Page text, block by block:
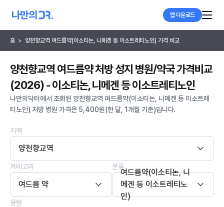
앱 다운로드
홈 > 양천향교역 여드름약(이소티논, 니메겐 등 이소트레티노인) 가격 비교
양천향교역 여드름약 처방 성지 병원/약국 가격비교
(2026) - 이소티논, 니메겐 등 이소트레티노인
나만의닥터에서 조회된 양천향교역 여드름약(이소티논, 니메겐 등 이소트레
티노인) 처방 병원 가격은 5,400원(한 달, 1개월 기준)입니다.
지역
양천향교역
카테고리
여드름 약
분류
여드름약(이소티논, 니
메겐 등 이소트레티노
인)
용량